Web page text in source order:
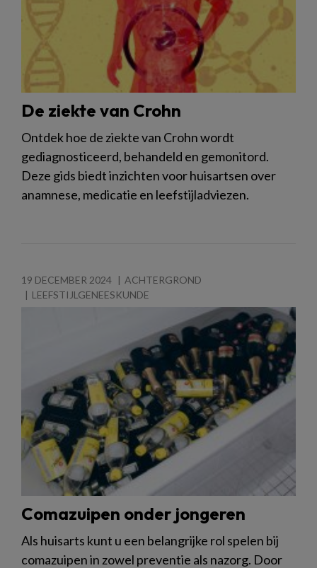
De ziekte van Crohn
Ontdek hoe de ziekte van Crohn wordt
gediagnosticeerd, behandeld en gemonitord.
Deze gids biedt inzichten voor huisartsen over
anamnese, medicatie en leefstijladviezen.
19 DECEMBER 2024
ACHTERGROND
LEEFSTIJLGENEESKUNDE
Comazuipen onder jongeren
Als huisarts kunt u een belangrijke rol spelen bij
comazuipen in zowel preventie als nazorg. Door